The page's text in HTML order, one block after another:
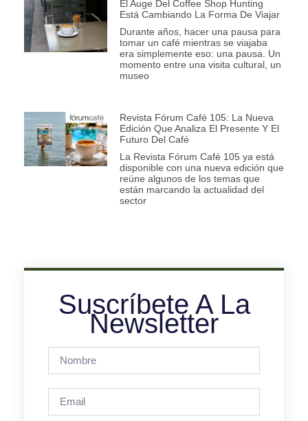
El Auge Del Coffee Shop Hunting
Está Cambiando La Forma De Viajar
Durante años, hacer una pausa para
tomar un café mientras se viajaba
era simplemente eso: una pausa. Un
momento entre una visita cultural, un
museo
Revista Fórum Café 105: La Nueva
Edición Que Analiza El Presente Y El
Futuro Del Café
La Revista Fórum Café 105 ya está
disponible con una nueva edición que
reúne algunos de los temas que
están marcando la actualidad del
sector
Suscríbete A La
Newsletter